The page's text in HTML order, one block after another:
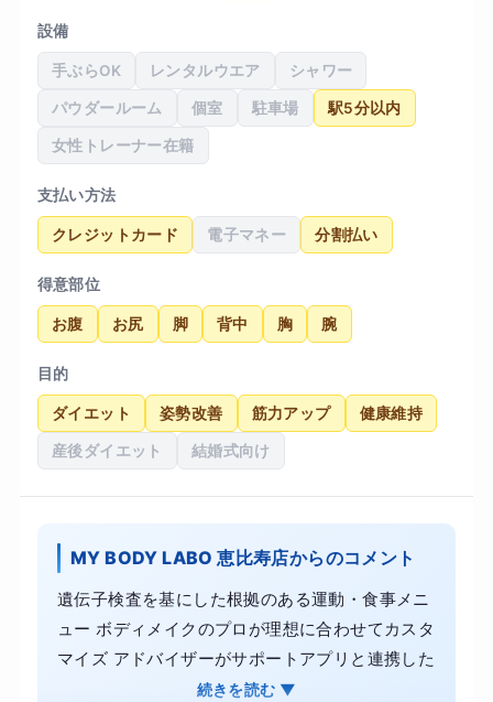
設備
手ぶらOK レンタルウエア シャワー
パウダールーム 個室 駐車場 駅5分以内
女性トレーナー在籍
支払い方法
クレジットカード 電子マネー 分割払い
得意部位
お腹 お尻 脚 背中 胸 腕
目的
ダイエット 姿勢改善 筋力アップ 健康維持
産後ダイエット 結婚式向け
MY BODY LABO 恵比寿店からのコメント
遺伝子検査を基にした根拠のある運動・食事メニ
ュー ボディメイクのプロが理想に合わせてカスタ
マイズ アドバイザーがサポートアプリと連携した
食事管理 オンライン・ジムそれぞれ併用OK 結果
続きを読む ▼